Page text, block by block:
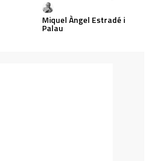
Miquel Àngel Estradé i
Palau